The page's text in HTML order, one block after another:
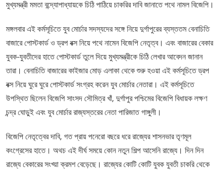
মুখ্যমন্ত্রী মমতা বন্দ্যোপাধ্যায়কে চিঠি পাঠিয়ে চাকরির দাবি জানাতে পথে নামল বিজেপি।
মঙ্গলবার এই কর্মসূচিতে যুব মোর্চার সদস্যদের সঙ্গে নিয়ে দুর্গাপুরের ব্যস্ততম বেনাচিতি
বাজারে পোস্টকার্ড ও ড্রপ বক্স নিয়ে পথে নামেন বিজেপি নেতৃত্ব। এবং বাজারের বেকার
যুবক-যুবতীদের হাতে পোস্টকার্ড তুলে দিয়ে মুখ্যমন্ত্রীকে চিঠি লেখার আবেদন জানান
তারা। বেনাচিতি বাজারের কাইজার মোড় এলাকা থেকে শুরু হওয়া এই কর্মসূচিতে ড্রপ
বক্স নিয়ে ঘুরে ঘুরে পোস্টকার্ড সংগ্রহ করেন যুব মোর্চার নেতারা। এই কর্মসূচিতে
উপস্থিত ছিলেন বিজেপি সাংসদ সৌমিত্র খাঁ, দুর্গাপুর পশ্চিমের বিজেপি বিধায়ক লক্ষণ
চন্দ্র ঘোড়ুই এবং যুব মোর্চার রাজ্যস্তরের নেতা পারিজাত গাঙ্গুলী।
বিজেপি নেতৃত্বের দাবি, গত প্রায় পনেরো বছরে ধরে রাজ্যের শাসনভার তৃণমূল
কংগ্রেসের হাতে। অথচ এই দীর্ঘ সময়ে কোন নতুন শিল্প আসেনি রাজ্যে। দিন দিন
রাজ্যে বেকারের সংখ্য়া ক্রমশ বেড়েছে। রাজ্যের কোটি কোটি যুবক যুবতী চাকরি থেকে